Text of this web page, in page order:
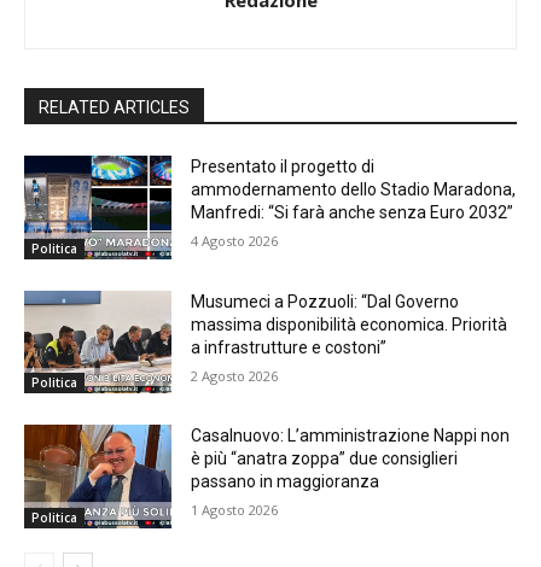
RELATED ARTICLES
Politica
Presentato il progetto di
ammodernamento dello Stadio Maradona,
Manfredi: “Si farà anche senza Euro 2032”
4 Agosto 2026
Politica
Musumeci a Pozzuoli: “Dal Governo
massima disponibilità economica. Priorità
a infrastrutture e costoni”
2 Agosto 2026
Politica
Casalnuovo: L’amministrazione Nappi non
è più “anatra zoppa” due consiglieri
passano in maggioranza
1 Agosto 2026